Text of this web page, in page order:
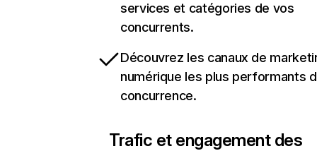
services et catégories de vos
concurrents.
Découvrez les canaux de
numérique les plus performants
concurrence.
Trafic et engagement des